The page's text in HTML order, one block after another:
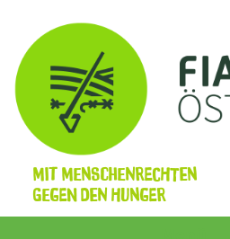
Mit Menschenrechten
gegen den Hunger